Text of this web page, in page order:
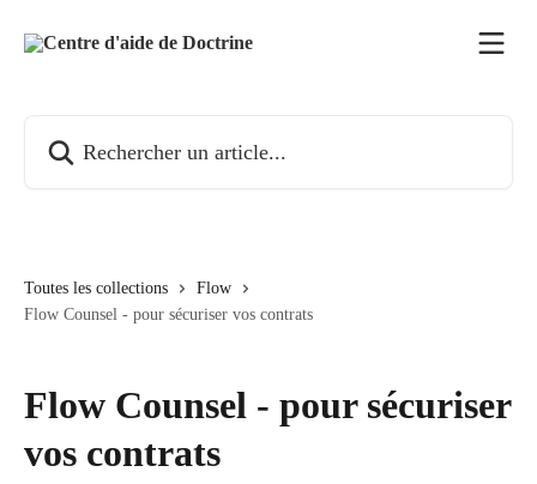
Toutes les collections
Flow
Flow Counsel - pour sécuriser vos contrats
Flow Counsel - pour sécuriser
vos contrats